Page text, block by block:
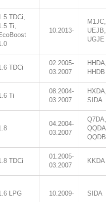
TDCi,
Ti,
10.2013-
M1JC,
UEJB,
UGJE
TDCi
02.2005-
03.2007
HHDB
Ti
08.2004-
03.2007
SIDA
04.2004-
03.2007
Q7DA,
QQDB
TDCi
01.2005-
03.2007
KKDA
LPG 10.2009- SIDA